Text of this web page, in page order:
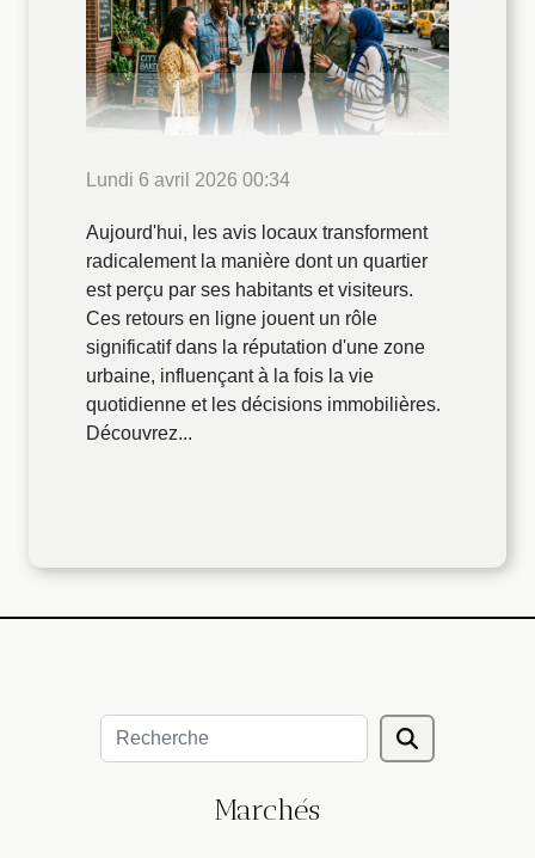
Lundi 6 avril 2026 00:34
Aujourd'hui, les avis locaux transforment
radicalement la manière dont un quartier
est perçu par ses habitants et visiteurs.
Ces retours en ligne jouent un rôle
significatif dans la réputation d'une zone
urbaine, influençant à la fois la vie
quotidienne et les décisions immobilières.
Découvrez...
Marchés